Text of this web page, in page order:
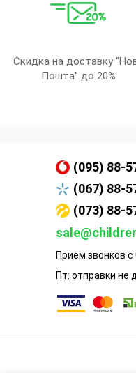
Скидка на доставку
Пошта" до 20%
(095) 88-
(067) 88-
(073) 88-
Прием звонков
Пт: отправки не